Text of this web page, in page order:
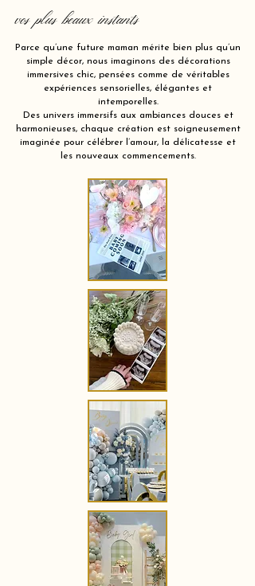
vos plus beaux instants
Parce qu’une future maman mérite bien plus qu’un
simple décor, nous imaginons des décorations
immersives chic, pensées comme de véritables
expériences sensorielles, élégantes et
intemporelles.
Des univers immersifs aux ambiances douces et
harmonieuses, chaque création est soigneusement
imaginée pour célébrer l’amour, la délicatesse et
les nouveaux commencements.